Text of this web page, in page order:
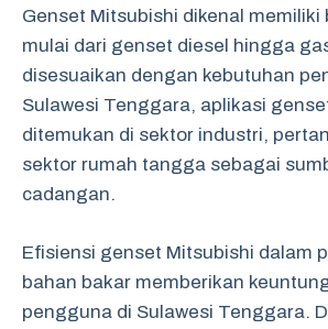
Genset Mitsubishi dikenal memiliki
mulai dari genset diesel hingga
disesuaikan dengan kebutuhan
Sulawesi Tenggara, aplikasi
ditemukan di sektor industri,
sektor rumah tangga sebagai
cadangan.
Efisiensi genset Mitsubishi dalam
bahan bakar memberikan
pengguna di Sulawesi Tenggara.